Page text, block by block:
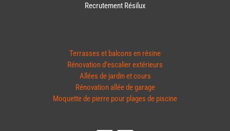
Recrutement Résilux
Terrasses et balcons en résine
Rénovation d’escalier extérieurs
Allées de jardin et cours
Rénovation allée de garage
Moquette de pierre pour plages de piscine